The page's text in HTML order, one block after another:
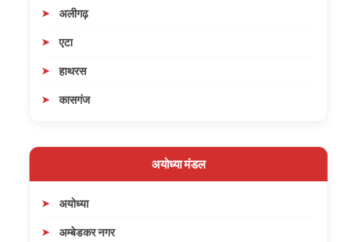
अलीगढ़
एटा
हाथरस
कासगंज
अयोध्या मंडल
अयोध्या
अम्बेडकर नगर